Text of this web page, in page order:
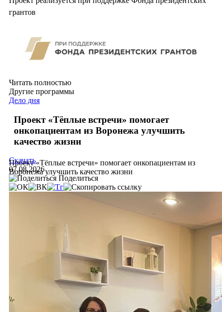
грантов
Читать полностью
Другие программы
Дело дня
Проект «Тёплые встречи» помогает
онкопациентам из Воронежа улучшить
качество жизни
Проект «Тёплые встречи» помогает онкопациентам из
Воронежа улучшить качество жизни
Скачать
07.08.2026
Поделиться